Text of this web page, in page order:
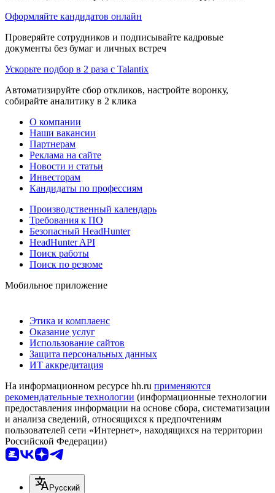
Оформляйте кандидатов онлайн
Проверяйте сотрудников и подписывайте кадровые
документы без бумаг и личных встреч
Ускорьте подбор в 2 раза с Talantix
Автоматизируйте сбор откликов, настройте воронку,
собирайте аналитику в 2 клика
О компании
Наши вакансии
Партнерам
Реклама на сайте
Новости и статьи
Инвесторам
Кандидаты по профессиям
Производственный календарь
Требования к ПО
Безопасный HeadHunter
HeadHunter API
Поиск работы
Поиск по резюме
Мобильное приложение
Этика и комплаенс
Оказание услуг
Использование сайтов
Защита персональных данных
ИТ аккредитация
На информационном ресурсе hh.ru применяются
рекомендательные технологии (информационные технологии
предоставления информации на основе сбора, систематизации
и анализа сведений, относящихся к предпочтениям
пользователей сети «Интернет», находящихся на территории
Российской Федерации)
Русский